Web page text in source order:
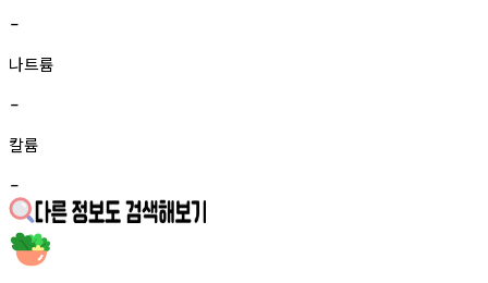
-
나트륨
-
칼륨
-